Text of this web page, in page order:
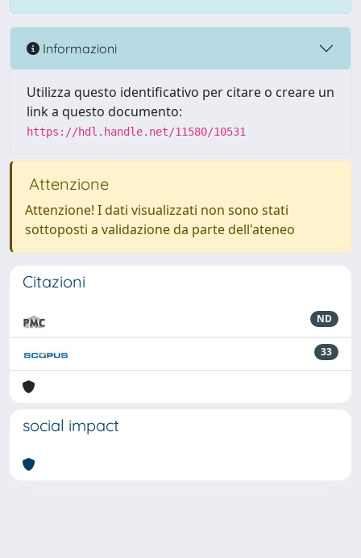
Informazioni
Utilizza questo identificativo per citare o creare un
link a questo documento:
https://hdl.handle.net/11580/10531
Attenzione
Attenzione! I dati visualizzati non sono stati
sottoposti a validazione da parte dell'ateneo
Citazioni
ND
33
social impact